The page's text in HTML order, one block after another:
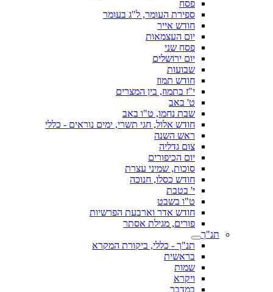
פסח
ספירת העומר, ל"ג בעומר
חודש אייר
יום העצמאות
פסח שני
יום ירושלים
שבועות
חודש תמוז
י"ז בתמוז, בין המצרים
ט' באב
שבת נחמו, ט"ו באב
חודש אלול, חגי תשרי, ימים נוראים - כללי
ראש השנה
צום גדליה
יום הכיפורים
סוכות, שמיני עצרת
חודש כסלו, חנוכה
י' בטבת
ט"ו בשבט
חודש אדר וארבעת הפרשיות
פורים, מגילת אסתר
תנ"ך
תנ"ך - כללי, ביקורת המקרא
בראשית
שמות
ויקרא
במדבר